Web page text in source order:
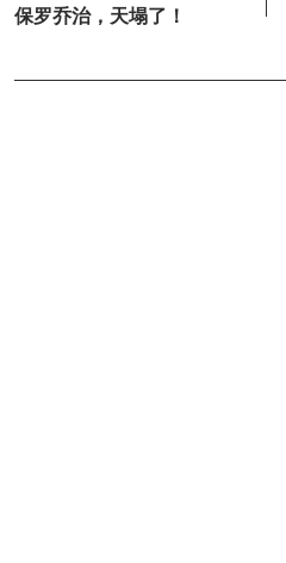
保罗乔治，天塌了！